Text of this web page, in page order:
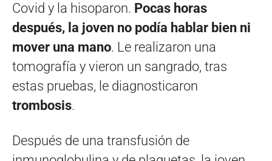
Covid y la hisoparon. Pocas horas
después, la joven no podía hablar bien ni
mover una mano. Le realizaron una
tomografía y vieron un sangrado, tras
estas pruebas, le diagnosticaron
trombosis.
Después de una transfusión de